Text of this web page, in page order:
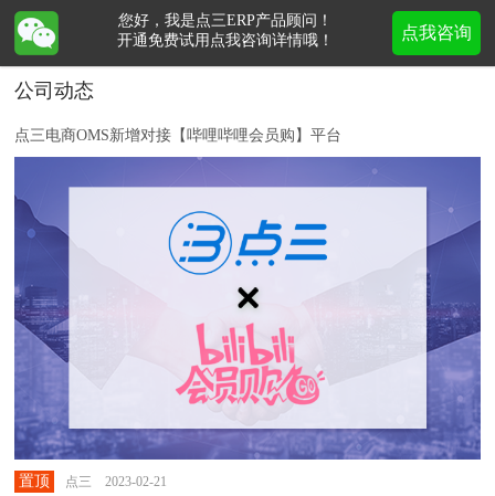
公司动态
点三电商OMS新增对接【哔哩哔哩会员购】平台
置顶 点三 2023-02-21
点我咨询
您好，我是点三ERP产品顾问！
开通免费试用点我咨询详情哦！